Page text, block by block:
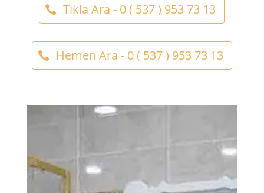
Tıkla Ara - 0 ( 537 ) 953 73 13
Hemen Ara - 0 ( 537 ) 953 73 13